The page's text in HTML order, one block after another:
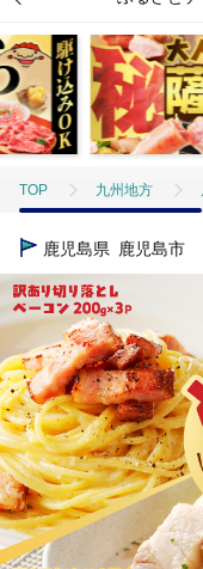
TOP 九州地方
TOP
TOP 肉
TOP 肉
鹿児島県 鹿児島市